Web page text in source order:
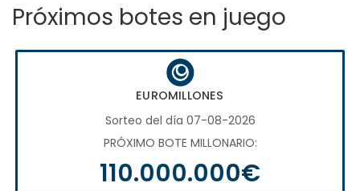
Próximos botes en juego
EUROMILLONES
Sorteo del día 07-08-2026
PRÓXIMO BOTE MILLONARIO:
110.000.000€